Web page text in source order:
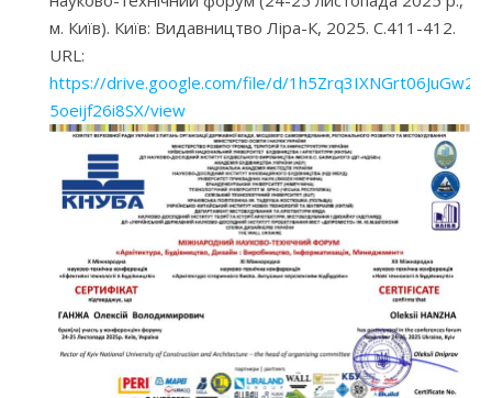
м. Київ). Київ: Видавництво Ліра-К, 2025. С.411-412.
URL:
https://drive.google.com/file/d/1h5Zrq3IXNGrt06JuGw2-
5oeijf26i8SX/view